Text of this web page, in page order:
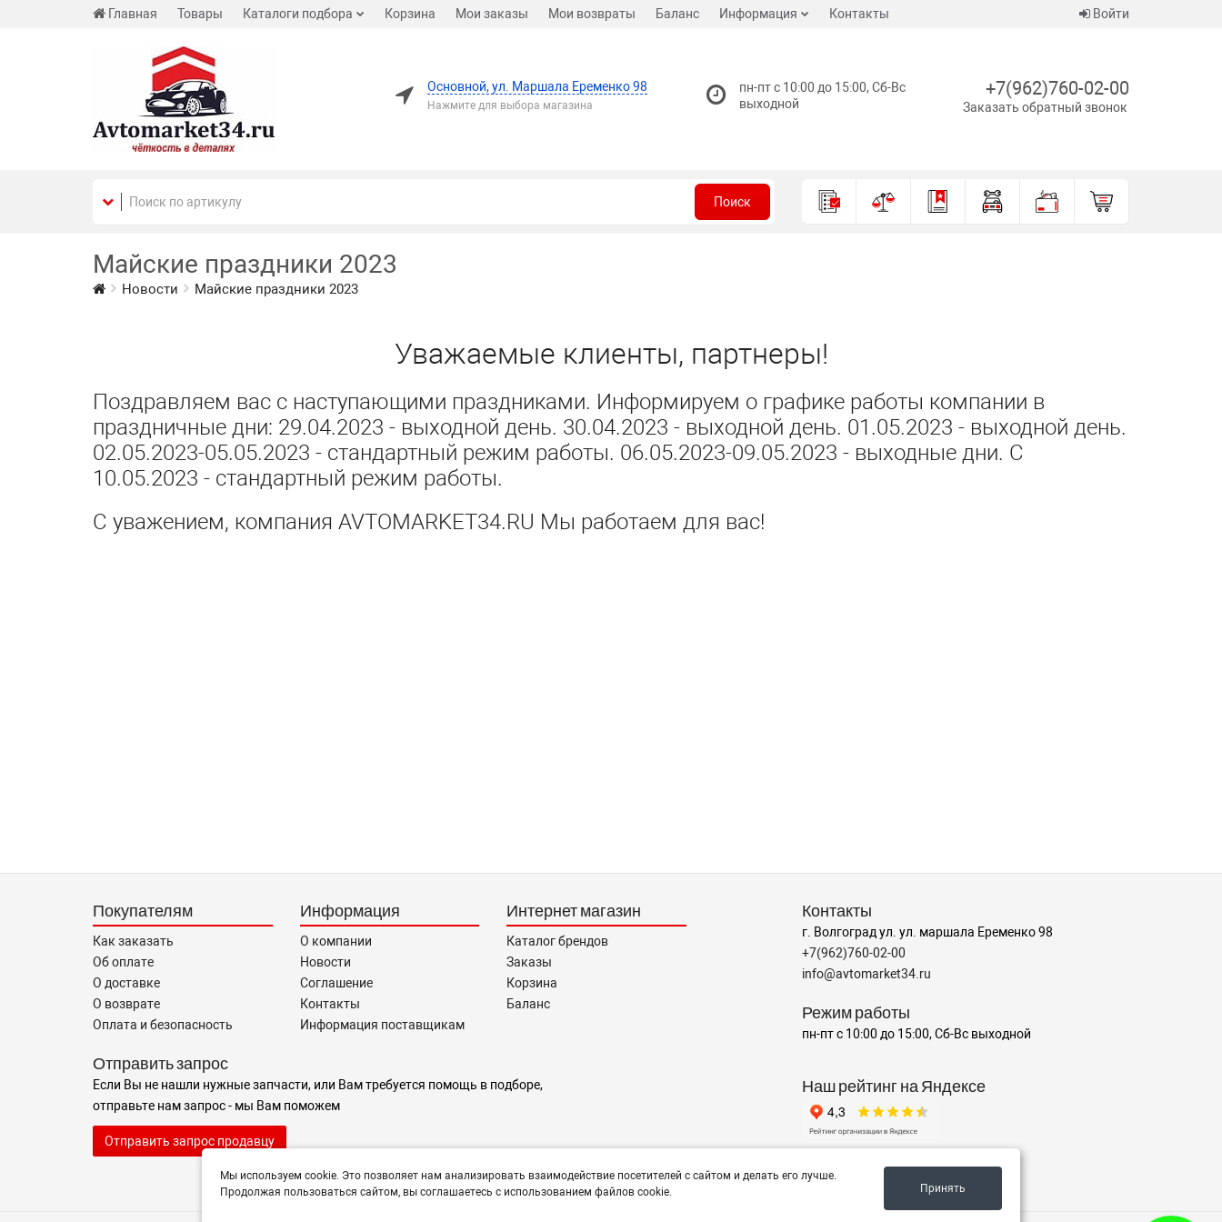
Главная Товары Каталоги подбора Корзина Мои заказы Мои возвраты Баланс Информация Контакты Войти
Основной, ул. Маршала Еременко 98
Нажмите для выбора магазина
пн-пт с 10:00 до 15:00, Сб-Вс
выходной
+7(962)760-02-00
Заказать обратный звонок
Поиск
Майские праздники 2023
Новости Майские праздники 2023
Уважаемые клиенты, партнеры!
Поздравляем вас с наступающими праздниками. Информируем о графике работы компании в
праздничные дни: 29.04.2023 - выходной день. 30.04.2023 - выходной день. 01.05.2023 - выходной день.
02.05.2023-05.05.2023 - стандартный режим работы. 06.05.2023-09.05.2023 - выходные дни. С
10.05.2023 - стандартный режим работы.
С уважением, компания AVTOMARKET34.RU Мы работаем для вас!
Покупателям
Как заказать
Об оплате
О доставке
О возврате
Оплата и безопасность
Информация
О компании
Новости
Соглашение
Контакты
Информация поставщикам
Интернет магазин
Каталог брендов
Заказы
Корзина
Баланс
Отправить запрос
Если Вы не нашли нужные запчасти, или Вам требуется помощь в подборе,
отправьте нам запрос - мы Вам поможем
Отправить запрос продавцу
Контакты
г. Волгоград ул. ул. маршала Еременко 98
+7(962)760-02-00
info@avtomarket34.ru
Режим работы
пн-пт с 10:00 до 15:00, Сб-Вс выходной
Наш рейтинг на Яндексе
✍️ Оставить отзыв
Мы используем cookie. Это позволяет нам анализировать взаимодействие посетителей с сайтом и делать его лучше.
Продолжая пользоваться сайтом, вы соглашаетесь с использованием файлов cookie.
Принять